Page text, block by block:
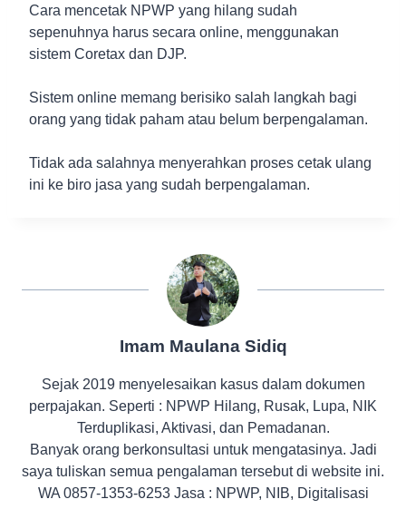
Cara mencetak NPWP yang hilang sudah
sepenuhnya harus secara online, menggunakan
sistem Coretax dan DJP.
Sistem online memang berisiko salah langkah bagi
orang yang tidak paham atau belum berpengalaman.
Tidak ada salahnya menyerahkan proses cetak ulang
ini ke biro jasa yang sudah berpengalaman.
Imam Maulana Sidiq
Sejak 2019 menyelesaikan kasus dalam dokumen
perpajakan. Seperti : NPWP Hilang, Rusak, Lupa, NIK
Terduplikasi, Aktivasi, dan Pemadanan.
Banyak orang berkonsultasi untuk mengatasinya. Jadi
saya tuliskan semua pengalaman tersebut di website ini.
WA 0857-1353-6253 Jasa : NPWP, NIB, Digitalisasi